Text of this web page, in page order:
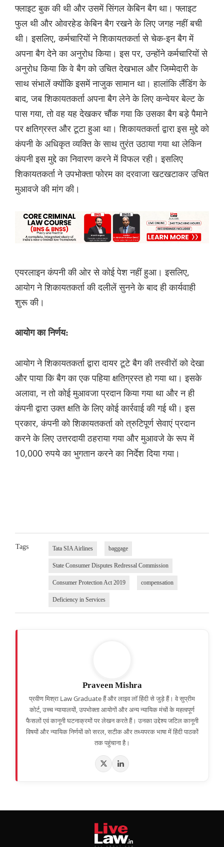
फ्लाइट बुक की थी और उसमें सिंगल केबिन बैग था। फ्लाइट
फुल थी और ओवरहेड केबिन बैग रखने के लिए जगह नहीं बची
थी। इसलिए, कर्मचारियों ने शिकायतकर्ता से चेक-इन बैग में
अपना बैग देने का अनुरोध किया। इस पर, उन्होंने कर्मचारियों से
अनुरोध किया कि वे बैग को उचित देखभाल और जिम्मेदारी के
साथ संभालें क्योंकि इसमें नाजुक सामान था। हालांकि लैंडिंग के
बाद, जब शिकायतकर्ता अपना बैग लेने के लिए कन्वेयर बेल्ट के
पास गया, तो वह यह देखकर चौंक गया कि उसका बैग बड़े पैमाने
पर क्षतिग्रस्त और टूटा हुआ था। शिकायतकर्ता द्वारा इस मुद्दे को
कंपनी के अधिकृत व्यक्ति के साथ तुरंत उठाया गया था लेकिन
कंपनी इस मुद्दे का निवारण करने में विफल रही। इसलिए
शिकायतकर्ता ने उपभोक्ता फोरम का दरवाजा खटखटाकर उचित
मुआवजे की मांग की।
एयरलाइन कंपनी की ओर से कोई पेश नहीं हुआ। इसलिए,
आयोग ने शिकायतकर्ता की दलीलें सुनने के बाद ही कार्यवाही
शुरू की।
आयोग का निर्णय:
आयोग ने शिकायतकर्ता द्वारा दायर टूटे बैग की तस्वीरों को देखा
और पाया कि बैग का एक पहिया क्षतिग्रस्त हो गया था। इसके
अलावा, न तो कोई मुआवजा प्रदान किया गया था और न ही
कंपनी द्वारा उक्त क्षति के लिए कोई कार्रवाई की गई थी। इस
प्रकार, कंपनी को शिकायतकर्ता को त्रुटिपूर्ण सेवाएं प्रदान
करने के लिए उत्तरदायी ठहराया गया और मुआवजे के रूप में
10,000 रुपये का भुगतान करने का निर्देश दिया गया।
Tags Tata SIA Airlines baggage
State Consumer Disputes Redressal Commission
Consumer Protection Act 2019 compensation
Deficiency in Services
Praveen Mishra
प्रवीण मिश्रा Law Graduate हैं और लाइव लॉ हिंदी से जुड़े हैं। वे सुप्रीम
कोर्ट, उच्च न्यायालयों, उपभोक्ता आयोगों और अन्य न्यायिक मंचों के महत्वपूर्ण
फैसलों एवं कानूनी घटनाक्रमों पर लेखन करते हैं। उनका उद्देश्य जटिल कानूनी
विषयों और न्यायिक निर्णयों को सरल, सटीक और तथ्यपरक भाषा में हिंदी पाठकों
तक पहुंचाना है।